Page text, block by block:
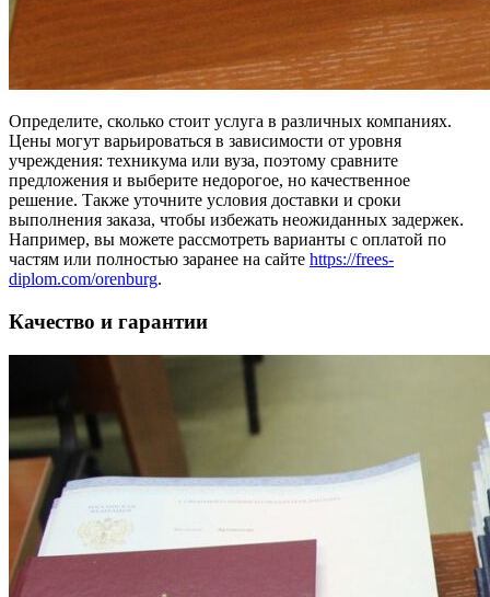
Определите, сколько стоит услуга в различных компаниях.
Цены могут варьироваться в зависимости от уровня
учреждения: техникума или вуза, поэтому сравните
предложения и выберите недорогое, но качественное
решение. Также уточните условия доставки и сроки
выполнения заказа, чтобы избежать неожиданных задержек.
Например, вы можете рассмотреть варианты с оплатой по
частям или полностью заранее на сайте https://frees-
diplom.com/orenburg.
Качество и гарантии